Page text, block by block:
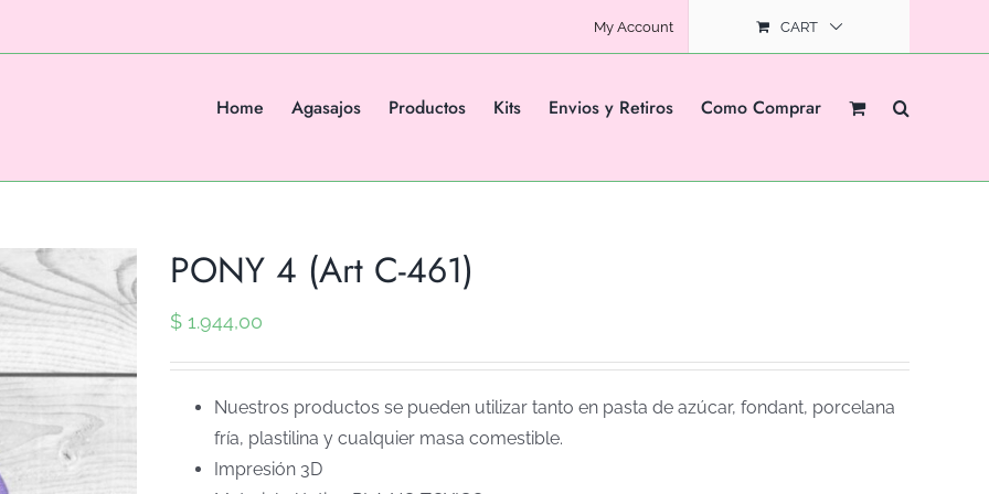
My Account CART
Home Agasajos Productos Kits Envios y Retiros Como Comprar
PONY 4 (Art C-461)
$ 1.944,00
Nuestros productos se pueden utilizar tanto en pasta de azúcar, fondant, porcelana
fría, plastilina y cualquier masa comestible.
Impresión 3D